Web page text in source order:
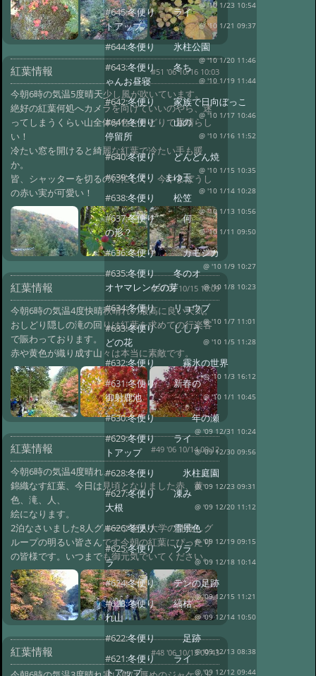
紅葉情報 #51 '06 10/16 10:03
今朝6時の気温5度晴天少し風が吹いています。
絶好の紅葉何処へカメラを向けていいのやら、迷
ってしまうくらい山全体が色とりどりで素晴らし
い！
冷たい窓を開けると綺麗な紅葉で冷たい手も暖
か。
皆、シャッターを切るのに忙しく、今やまぼうし
の赤い実が可愛い！
紅葉情報 #50 '06 10/15 10:09
今朝6時の気温4度快晴秋晴れの最高に良い天気。
おしどり隠しの滝の回りは紅葉を求めての行楽客
で賑わっております。
赤や黄色が織り成す山々は本当に素敵です。
紅葉情報 #49 '06 10/14 09:12
今朝6時の気温4度晴れ、
錦織なす紅葉、今日は見頃となりました赤、黄
色、滝、人、
絵になります。
2泊なさいました8人グループ老人大学の仲良しグ
ループの明るい皆さんです今朝の紅葉にぴったり
の皆様です。いつまでも御元気でいてください。
紅葉情報 #48 '06 10/13 09:43
@ '10 1/23 10:54
#645:冬便り ライ
トアップ
@ '10 1/21 09:37
#644:冬便り 氷柱公園
@ '10 1/20 11:46
#643:冬便り 冬ち
ゃんお昼寝
@ '10 1/19 11:44
#642:冬便り 家族で日向ぼっこ
@ '10 1/17 10:46
#641:冬便り 山の
停留所
@ '10 1/16 11:52
#640:冬便り どんどん焼
@ '10 1/15 10:35
#639:冬便り まゆ玉
@ '10 1/14 10:28
#638:冬便り 松笠
@ '10 1/13 10:56
#637:冬便り 何
の形？
@ '10 1/11 09:50
#636:冬便り カモシカ
@ '10 1/9 10:27
#635:冬便り 冬のオ
オヤマレンゲの芽
@ '10 1/8 10:23
#634:冬便り リョウブ
@ '10 1/7 11:01
#633:冬便り ししう
どの花
@ '10 1/5 11:28
#632:冬便り 霧氷の世界
@ '10 1/3 16:12
#631:冬便り 新春の
御射鹿池
@ '10 1/1 10:45
#630:冬便り 年の瀬
@ '09 12/31 10:24
#629:冬便り ライ
トアップ
@ '09 12/30 09:56
#628:冬便り 氷柱庭園
@ '09 12/23 09:31
#627:冬便り 凍み
大根
@ '09 12/20 11:12
#626:冬便り 雪景色
@ '09 12/19 09:15
#625:冬便り ツラ
ラ
@ '09 12/18 10:14
#624:冬便り テンの足跡
@ '09 12/15 11:21
#623:冬便り 縞枯
れ山
@ '09 12/14 10:50
#622:冬便り 足跡
@ '09 12/13 08:38
#621:冬便り ライ
トアップ
@ '09 12/12 09:44